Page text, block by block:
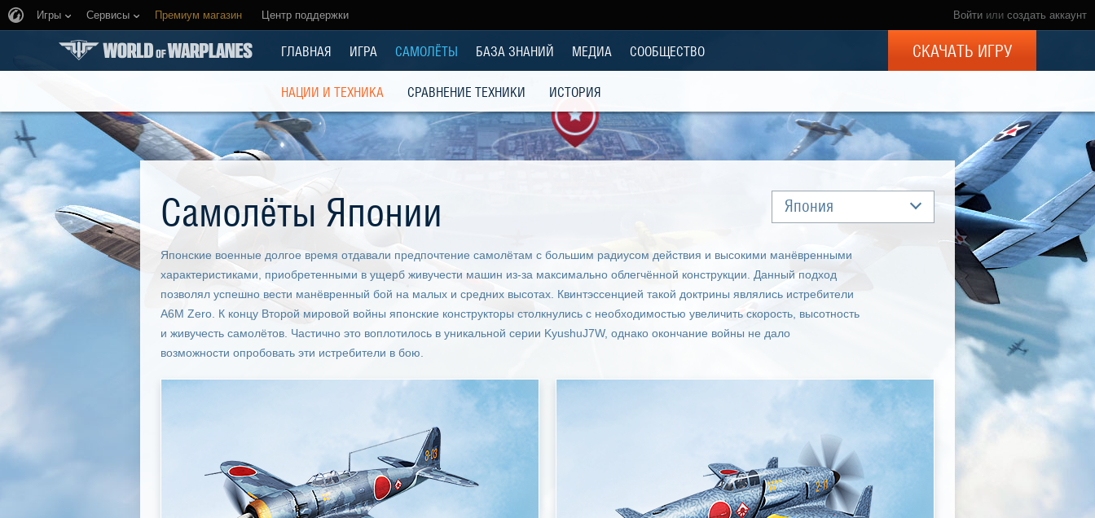
Войти или создать аккаунт
Игры Сервисы Премиум магазин Центр поддержки
ГЛАВНАЯ ИГРА САМОЛЁТЫ БАЗА ЗНАНИЙ МЕДИА СООБЩЕСТВО СКАЧАТЬ ИГРУ
НАЦИИ И ТЕХНИКА СРАВНЕНИЕ ТЕХНИКИ ИСТОРИЯ
Япония
Самолёты Японии
Японские военные долгое время отдавали предпочтение самолётам с большим радиусом действия и высокими манёвренными
характеристиками, приобретенными в ущерб живучести машин из-за максимально облегчённой конструкции. Данный подход
позволял успешно вести манёвренный бой на малых и средних высотах. Квинтэссенцией такой доктрины являлись истребители
А6М Zero. К концу Второй мировой войны японские конструкторы столкнулись с необходимостью увеличить скорость, высотность
и живучесть самолётов. Частично это воплотилось в уникальной серии KyushuJ7W, однако окончание войны не дало
возможности опробовать эти истребители в бою.